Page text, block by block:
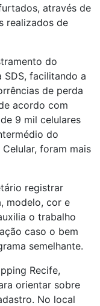
através de
realizados de
do
SDS, facilitando a
de perda
acordo com
9 mil celulares
do
foram mais
registrar
modelo, cor e
o trabalho
caso o bem
semelhante.
Recife,
orientar sobre
No local